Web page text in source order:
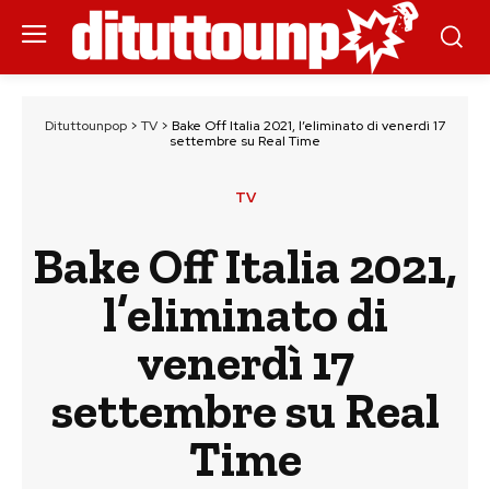
Dituttounpop > TV > Bake Off Italia 2021, l’eliminato di venerdì 17
settembre su Real Time
TV
Bake Off Italia 2021,
l’eliminato di
venerdì 17
settembre su Real
Time